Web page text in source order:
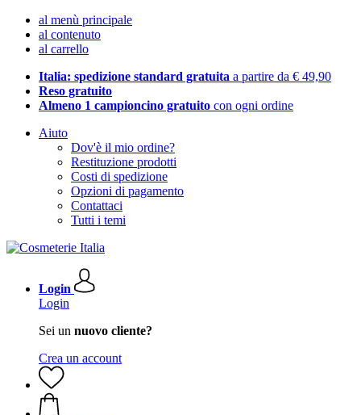
al menù principale
al contenuto
al carrello
Italia: spedizione standard gratuita a partire da € 49,90
Reso gratuito
Almeno 1 campioncino gratuito con ogni ordine
Aiuto
Dov'è il mio ordine?
Restituzione prodotti
Costi di spedizione
Opzioni di pagamento
Contattaci
Tutti i temi
Login
Login
Sei un nuovo cliente?
Crea un account